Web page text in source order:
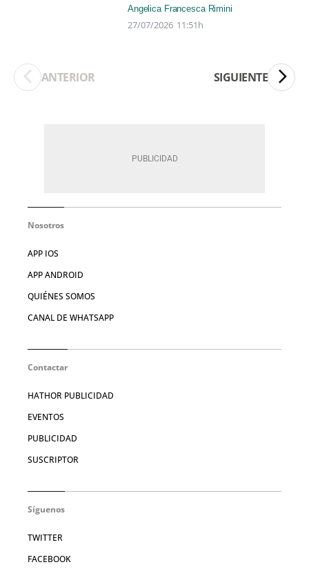
Angelica Francesca Rimini
27/07/2026 11:51h
ANTERIOR SIGUIENTE
Nosotros
APP IOS
APP ANDROID
QUIÉNES SOMOS
CANAL DE WHATSAPP
Contactar
HATHOR PUBLICIDAD
EVENTOS
PUBLICIDAD
SUSCRIPTOR
Síguenos
TWITTER
FACEBOOK